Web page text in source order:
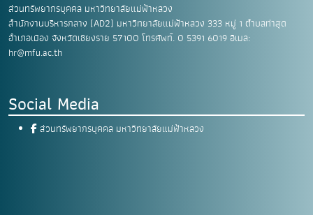
ส่วนทรัพยากรบุคคล มหาวิทยาลัยแม่ฟ้าหลวง
สำนักงานบริหารกลาง (AD2) มหาวิทยาลัยแม่ฟ้าหลวง 333 หมู่ 1 ตำบลท่าสุด
อำเภอเมือง จังหวัดเชียงราย 57100 โทรศัพท์. 0 5391 6019อีเมล:
hr@mfu.ac.th
Social Media
ส่วนทรัพยากรบุคคล มหาวิทยาลัยแม่ฟ้าหลวง